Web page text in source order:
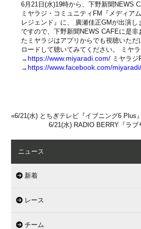
6月21日(水)19時から、下野新聞NEWS
ミヤラジ・コミュニティFM『メディア
レジェンド』に、 廣瀬佳正GMが出演し
ですので、下野新聞NEWS CAFEに是非
たミヤラジはアプリからでも視聴いただ
ロードして聴いてみてください。 ミヤ
→ https://www.miyaradi.com/ ミヤラジ
→ https://www.facebook.com/miyaradi/
«6/21(水) とちぎテレビ『イブニング6 Plus
6/21(水) RADIO BERRY『ラ
ニュース
新着
レース
チーム